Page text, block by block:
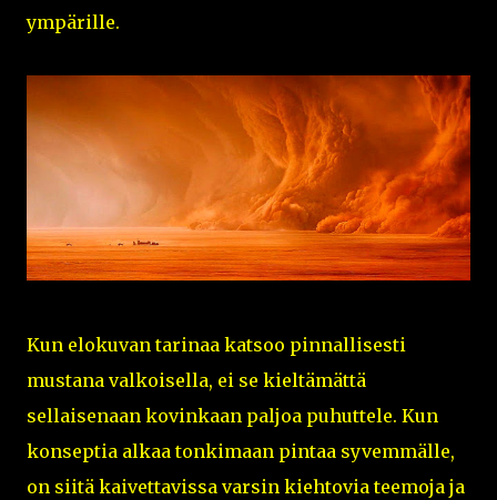
ympärille.
Kun elokuvan tarinaa katsoo pinnallisesti
mustana valkoisella, ei se kieltämättä
sellaisenaan kovinkaan paljoa puhuttele. Kun
konseptia alkaa tonkimaan pintaa syvemmälle,
on siitä kaivettavissa varsin kiehtovia teemoja ja